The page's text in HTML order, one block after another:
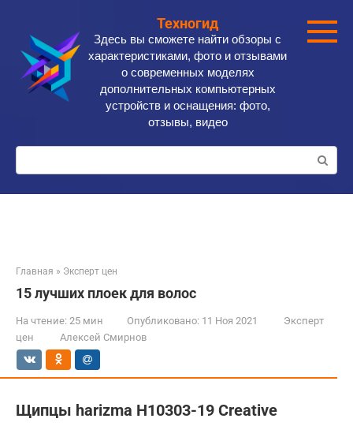
контенту
Техногид
Здесь вы сможете найти обзоры с
характеристиками, фото и отзывами
о современных моделях
дополнительных компьютерных
устройств и оснащения: фото,
отзывы, видео
Поиск:
Главная » Эксперт цен
15 лучших плоек для волос
На чтение: 25 мин Опубликовано: 11 Ноя 2021
Эксперт
цен
Алексей Смирнов
Щипцы harizma H10303-19 Creative